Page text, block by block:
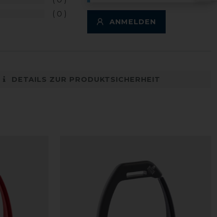
0
ANMELDEN
DETAILS ZUR PRODUKTSICHERHEIT